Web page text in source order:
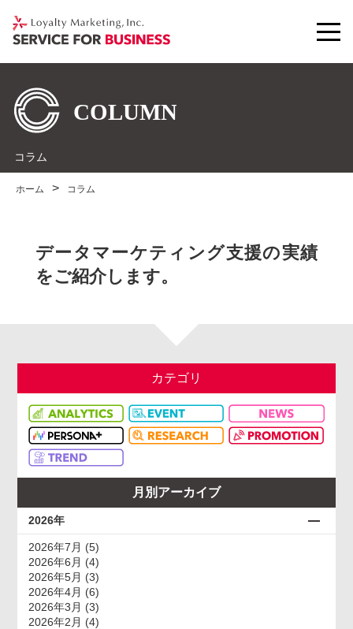
コラム
ホーム コラム
データマーケティング支援の実績
をご紹介します。
カテゴリ
月別アーカイブ
2026年
2026年7月 (5)
2026年6月 (4)
2026年5月 (3)
2026年4月 (6)
2026年3月 (3)
2026年2月 (4)